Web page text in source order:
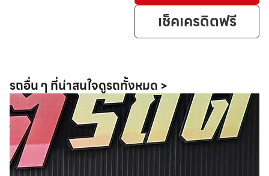
เช็คเครดิตฟรี
รถอื่น ๆ ที่น่าสนใจดูรถทั้งหมด >